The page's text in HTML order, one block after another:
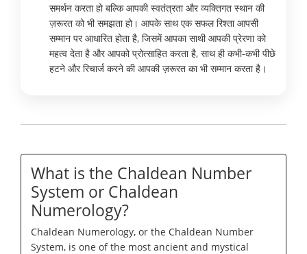
समर्थन करता हो बल्कि आपकी स्वतंत्रता और व्यक्तिगत स्थान की
ज़रूरत को भी समझता हो। आपके साथ एक सफल रिश्ता आपसी
सम्मान पर आधारित होता है, जिसमें आपका साथी आपकी प्रेरणा को
महत्व देता है और आपको प्रोत्साहित करता है, साथ ही कभी-कभी पीछे
हटने और रिचार्ज करने की आपकी ज़रूरत का भी सम्मान करता है।
What is the Chaldean Number
System or Chaldean
Numerology?
Chaldean Numerology, or the Chaldean Number
System, is one of the most ancient and mystical